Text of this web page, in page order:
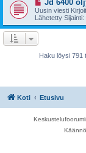
e
s
t
u
s
i
v
s
t
Jd 6400
Uusin viesti
Lähetetty Sijainti:
Haku löysi 791
Koti Etusivu